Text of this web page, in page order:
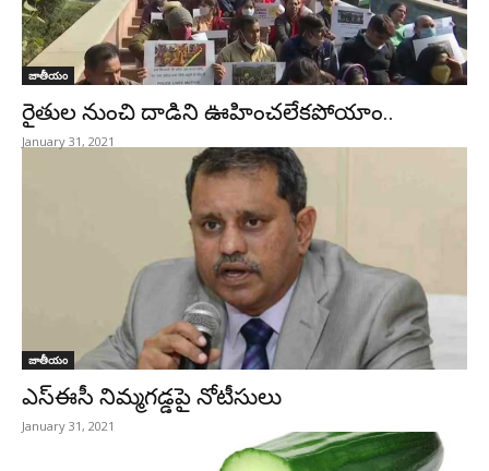
జాతీయం
రైతుల నుంచి దాడిని ఊహించలేకపోయాం..
January 31, 2021
జాతీయం
ఎస్‌ఈసీ నిమ్మగడ్డపై నోటీసులు
January 31, 2021